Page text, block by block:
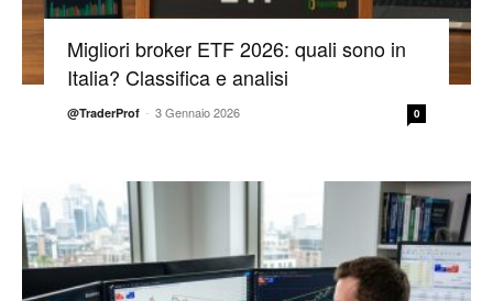
Migliori broker ETF 2026: quali sono in
Italia? Classifica e analisi
@TraderProf - 3 Gennaio 2026 0